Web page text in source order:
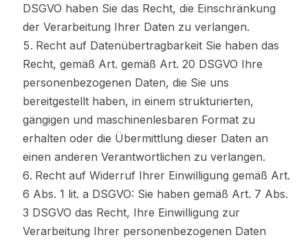
DSGVO haben Sie das Recht, die Einschränkung
der Verarbeitung Ihrer Daten zu verlangen.
Recht auf Datenübertragbarkeit Sie haben das
Recht, gemäß Art. gemäß Art. 20 DSGVO Ihre
personenbezogenen Daten, die Sie uns
bereitgestellt haben, in einem strukturierten,
gängigen und maschinenlesbaren Format zu
erhalten oder die Übermittlung dieser Daten an
einen anderen Verantwortlichen zu verlangen.
Recht auf Widerruf Ihrer Einwilligung gemäß Art.
6 Abs. 1 lit. a DSGVO: Sie haben gemäß Art. 7 Abs.
3 DSGVO das Recht, Ihre Einwilligung zur
Verarbeitung Ihrer personenbezogenen Daten